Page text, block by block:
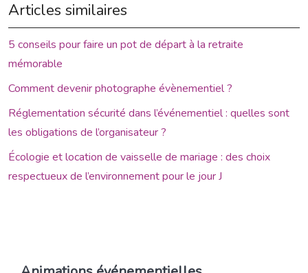
Articles similaires
5 conseils pour faire un pot de départ à la retraite
mémorable
Comment devenir photographe évènementiel ?
Réglementation sécurité dans l’événementiel : quelles sont
les obligations de l’organisateur ?
Écologie et location de vaisselle de mariage : des choix
respectueux de l’environnement pour le jour J